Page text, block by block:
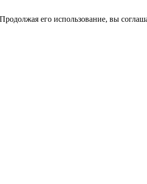
его использование, вы